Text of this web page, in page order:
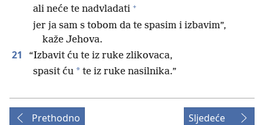
ali neće te nadvladati +
jer ja sam s tobom da te spasim i izbavim”,
kaže Jehova.
21
“Izbavit ću te iz ruke zlikovaca,
spasit ću * te iz ruke nasilnika.”
Prethodno Sljedeće